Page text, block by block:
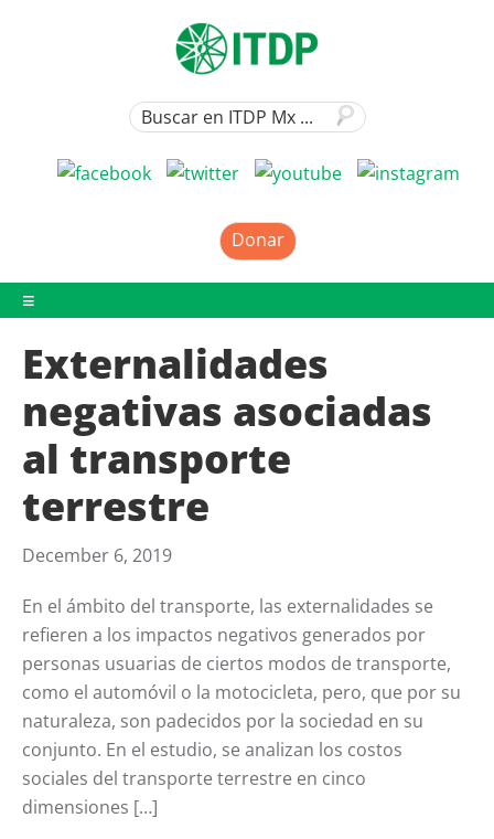
Donar
Externalidades
negativas asociadas
al transporte
terrestre
December 6, 2019
En el ámbito del transporte, las externalidades se
refieren a los impactos negativos generados por
personas usuarias de ciertos modos de transporte,
como el automóvil o la motocicleta, pero, que por su
naturaleza, son padecidos por la sociedad en su
conjunto. En el estudio, se analizan los costos
sociales del transporte terrestre en cinco
dimensiones […]